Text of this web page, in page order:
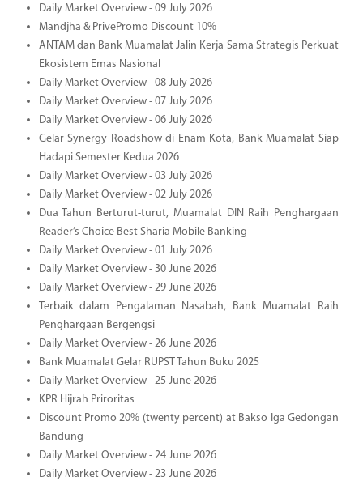
Daily Market Overview - 09 July 2026
Mandjha & PrivePromo Discount 10%
ANTAM dan Bank Muamalat Jalin Kerja Sama Strategis Perkuat
Ekosistem Emas Nasional
Daily Market Overview - 08 July 2026
Daily Market Overview - 07 July 2026
Daily Market Overview - 06 July 2026
Gelar Synergy Roadshow di Enam Kota, Bank Muamalat Siap
Hadapi Semester Kedua 2026
Daily Market Overview - 03 July 2026
Daily Market Overview - 02 July 2026
Dua Tahun Berturut-turut, Muamalat DIN Raih Penghargaan
Reader’s Choice Best Sharia Mobile Banking
Daily Market Overview - 01 July 2026
Daily Market Overview - 30 June 2026
Daily Market Overview - 29 June 2026
Terbaik dalam Pengalaman Nasabah, Bank Muamalat Raih
Penghargaan Bergengsi
Daily Market Overview - 26 June 2026
Bank Muamalat Gelar RUPST Tahun Buku 2025
Daily Market Overview - 25 June 2026
KPR Hijrah Priroritas
Discount Promo 20% (twenty percent) at Bakso Iga Gedongan
Bandung
Daily Market Overview - 24 June 2026
Daily Market Overview - 23 June 2026